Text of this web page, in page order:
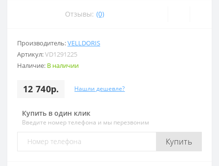
Отзывы: (0)
Производитель:VELLDORIS
Артикул:VD1291225
Наличие: В наличии
12 740р. Нашли дешевле?
Купить в один клик
Введите номер телефона и мы перезвоним
Купить